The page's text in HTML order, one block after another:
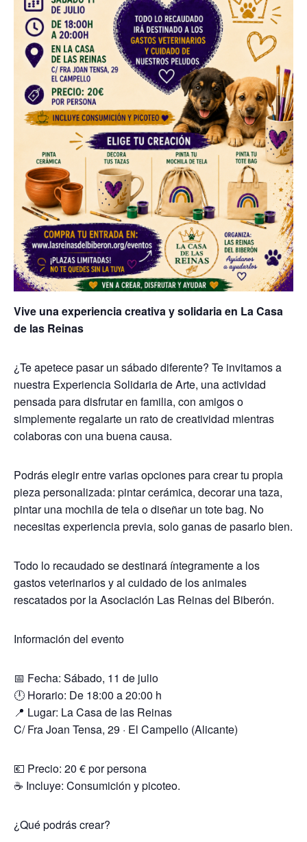
Vive una experiencia creativa y solidaria en La Casa
de las Reinas
¿Te apetece pasar un sábado diferente? Te invitamos a
nuestra Experiencia Solidaria de Arte, una actividad
pensada para disfrutar en familia, con amigos o
simplemente regalarte un rato de creatividad mientras
colaboras con una buena causa.
Podrás elegir entre varias opciones para crear tu propia
pieza personalizada: pintar cerámica, decorar una taza,
pintar una mochila de tela o diseñar un tote bag. No
necesitas experiencia previa, solo ganas de pasarlo bien.
Todo lo recaudado se destinará íntegramente a los
gastos veterinarios y al cuidado de los animales
rescatados por la Asociación Las Reinas del Biberón.
Información del evento
📅 Fecha: Sábado, 11 de julio
🕛 Horario: De 18:00 a 20:00 h
📍 Lugar: La Casa de las Reinas
C/ Fra Joan Tensa, 29 · El Campello (Alicante)
💶 Precio: 20 € por persona
☕ Incluye: Consumición y picoteo.
¿Qué podrás crear?